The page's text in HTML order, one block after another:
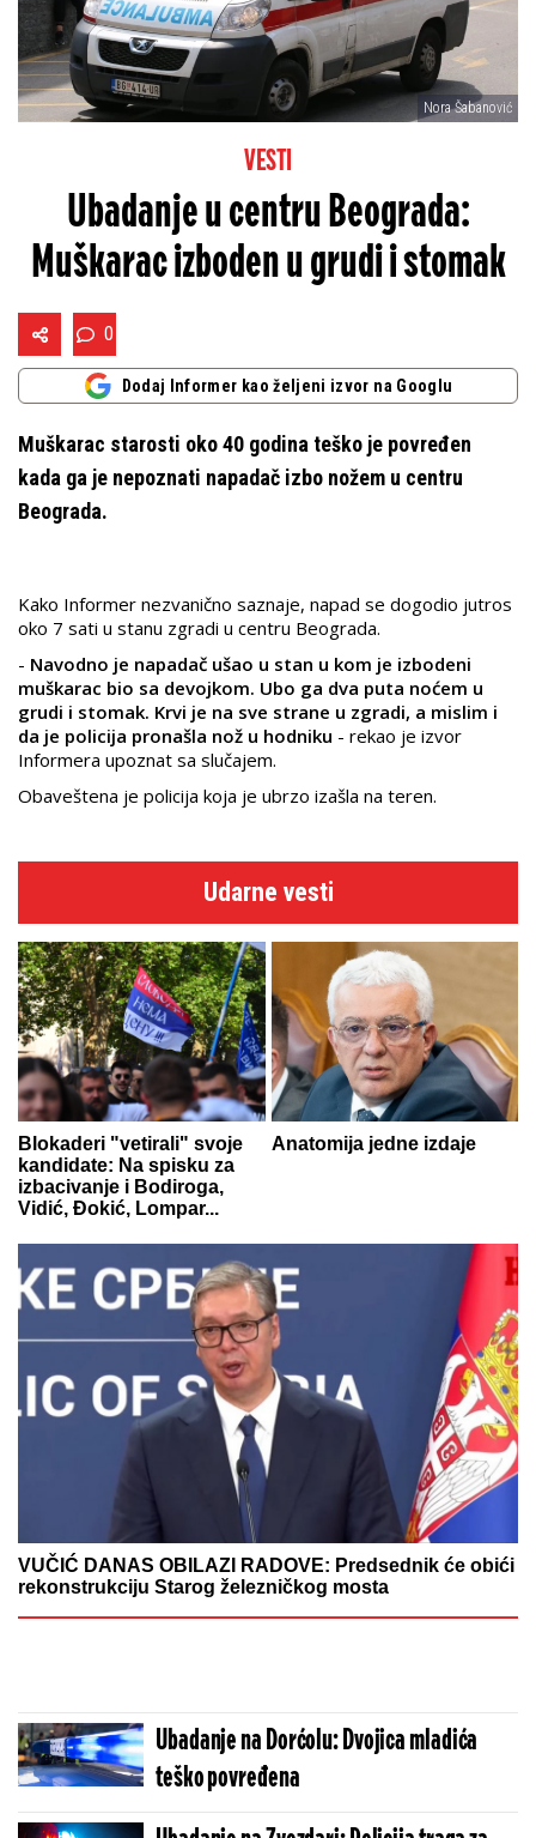
Nora Šabanović
VESTI
Ubadanje u centru Beograda:
Muškarac izboden u grudi i stomak
0
Dodaj Informer kao željeni izvor na Googlu
Muškarac starosti oko 40 godina teško je povređen
kada ga je nepoznati napadač izbo nožem u centru
Beograda.
Kako Informer nezvanično saznaje, napad se dogodio jutros
oko 7 sati u stanu zgradi u centru Beograda.
- Navodno je napadač ušao u stan u kom je izbodeni
muškarac bio sa devojkom. Ubo ga dva puta noćem u
grudi i stomak. Krvi je na sve strane u zgradi, a mislim i
da je policija pronašla nož u hodniku - rekao je izvor
Informera upoznat sa slučajem.
Obaveštena je policija koja je ubrzo izašla na teren.
Udarne vesti
Blokaderi "vetirali" svoje
kandidate: Na spisku za
izbacivanje i Bodiroga,
Vidić, Đokić, Lompar...
Anatomija jedne izdaje
VUČIĆ DANAS OBILAZI RADOVE: Predsednik će obići
rekonstrukciju Starog železničkog mosta
Ubadanje na Dorćolu: Dvojica mladića
teško povređena